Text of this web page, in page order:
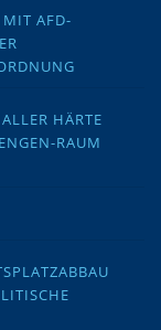
MIT AFD-
HÄRTE
RAUM